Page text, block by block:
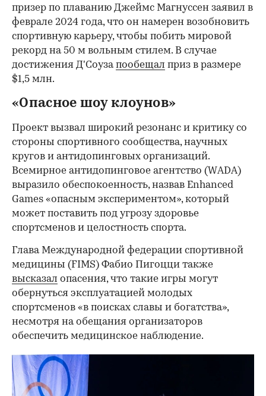
призер по плаванию Джеймс Магнуссен заявил в
феврале 2024 года, что он намерен возобновить
спортивную карьеру, чтобы побить мировой
рекорд на 50 м вольным стилем. В случае
достижения Д'Соузапообещал приз в размере
$1,5 млн.
«Опасное шоу клоунов»
Проект вызвал широкий резонанс и критику со
стороны спортивного сообщества, научных
кругов и антидопинговых организаций.
Всемирное антидопинговое агентство (WADA)
выразило обеспокоенность, назвав Enhanced
Games «опасным экспериментом», который
может поставить под угрозу здоровье
спортсменов и целостность спорта.
Глава Международной федерации спортивной
медицины (FIMS) Фабио Пигоцци также
высказал опасения, что такие игры могут
обернуться эксплуатацией молодых
спортсменов «в поисках славы и богатства»,
несмотря на обещания организаторов
обеспечить медицинское наблюдение.